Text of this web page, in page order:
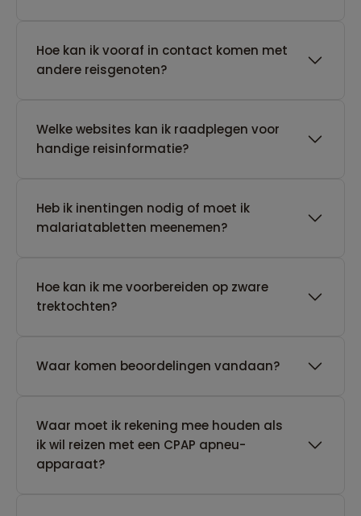
Hoe kan ik vooraf in contact komen met
andere reisgenoten?
Welke websites kan ik raadplegen voor
handige reisinformatie?
Heb ik inentingen nodig of moet ik
malariatabletten meenemen?
Hoe kan ik me voorbereiden op zware
trektochten?
Waar komen beoordelingen vandaan?
Waar moet ik rekening mee houden als
ik wil reizen met een CPAP apneu-
apparaat?